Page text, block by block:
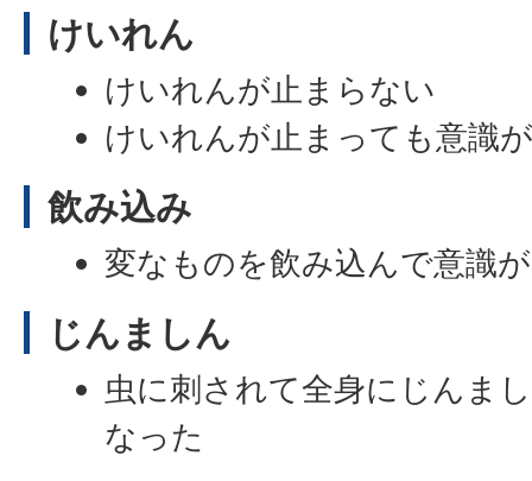
けいれん
けいれんが止まらない
けいれんが止まっても意識
飲み込み
変なものを飲み込んで意識
じんましん
虫に刺されて全身にじんま
なった